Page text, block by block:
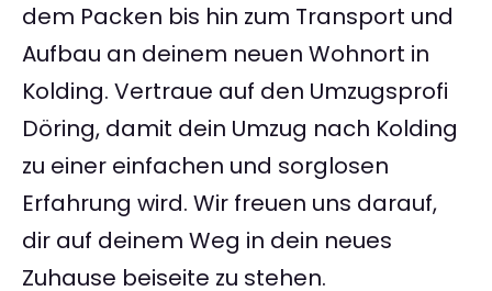
dem Packen bis hin zum Transport und
Aufbau an deinem neuen Wohnort in
Kolding. Vertraue auf den Umzugsprofi
Döring, damit dein Umzug nach Kolding
zu einer einfachen und sorglosen
Erfahrung wird. Wir freuen uns darauf,
dir auf deinem Weg in dein neues
Zuhause beiseite zu stehen.